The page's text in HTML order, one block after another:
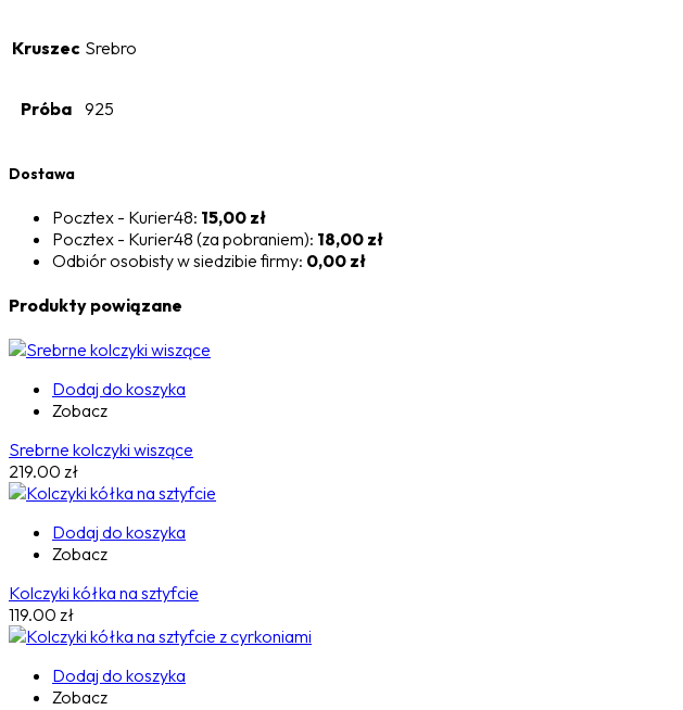
Kruszec Srebro
Próba 925
Dostawa
Pocztex - Kurier48: 15,00 zł
Pocztex - Kurier48 (za pobraniem): 18,00 zł
Odbiór osobisty w siedzibie firmy: 0,00 zł
Produkty powiązane
Dodaj do koszyka
Zobacz
Srebrne kolczyki wiszące
219.00 zł
Dodaj do koszyka
Zobacz
Kolczyki kółka na sztyfcie
119.00 zł
Dodaj do koszyka
Zobacz